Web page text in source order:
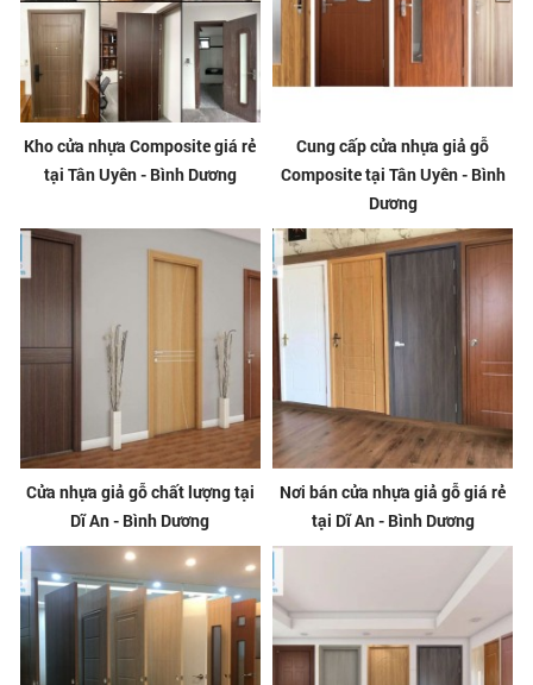
Kho cửa nhựa Composite giá rẻ
tại Tân Uyên - Bình Dương
Cung cấp cửa nhựa giả gỗ
Composite tại Tân Uyên - Bình
Dương
Cửa nhựa giả gỗ chất lượng tại
Dĩ An - Bình Dương
Nơi bán cửa nhựa giả gỗ giá rẻ
tại Dĩ An - Bình Dương